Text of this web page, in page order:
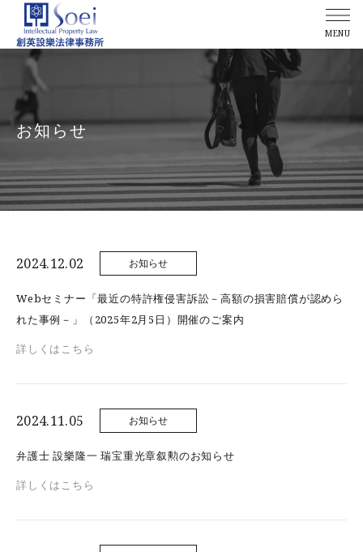
MENU
お知らせ
2024.12.02 お知らせ
Webセミナー「最近の特許権侵害訴訟－高額の損害賠償が認めら
れた事例－」（2025年2月5日）開催のご案内
詳しくはこちら
2024.11.05 お知らせ
弁護士 設樂隆一 瑞宝重光章叙勲のお知らせ
詳しくはこちら